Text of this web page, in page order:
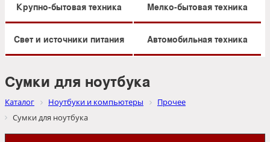
Крупно-бытовая техника Мелко-бытовая техника
Свет и источники питания Автомобильная техника
Сумки для ноутбука
Каталог Ноутбуки и компьютеры
Прочее
Сумки для ноутбука